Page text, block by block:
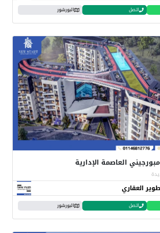
اتصل البورشور
العاصمة الإدارية
العقاري
اتصل البورشور